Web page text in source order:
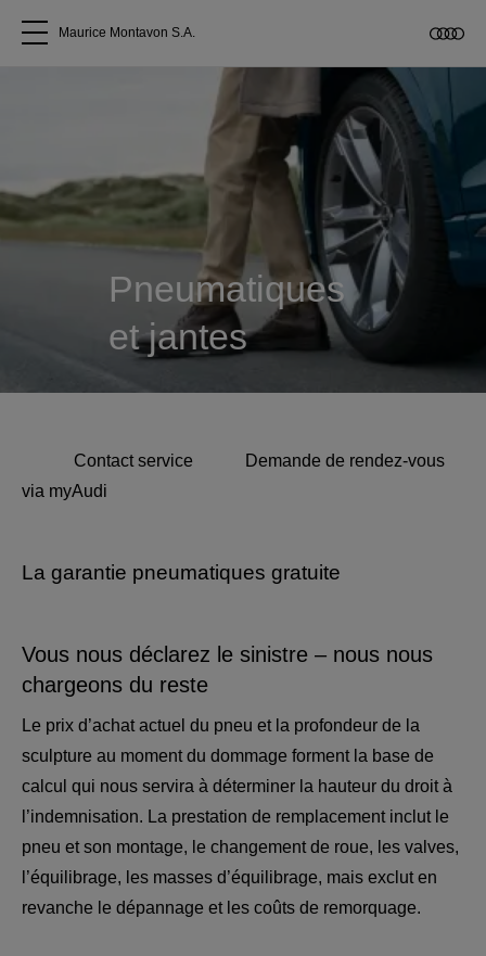
Acheter une Audi
Accessoires Audi d'origine
Maurice Montavon S.A.
Pneumatiques
et jantes
Contact service
Demande de rendez-vous
via myAudi
La garantie pneumatiques gratuite
Vous nous déclarez le sinistre – nous nous
chargeons du reste
Le prix d’achat actuel du pneu et la profondeur de la
sculpture au moment du dommage forment la base de
calcul qui nous servira à déterminer la hauteur du droit à
l’indemnisation. La prestation de remplacement inclut le
pneu et son montage, le changement de roue, les valves,
l’équilibrage, les masses d’équilibrage, mais exclut en
revanche le dépannage et les coûts de remorquage.